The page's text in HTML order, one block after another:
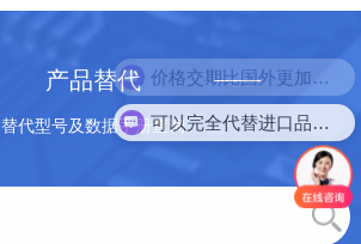
产品替代
替代型号及数据手册查询